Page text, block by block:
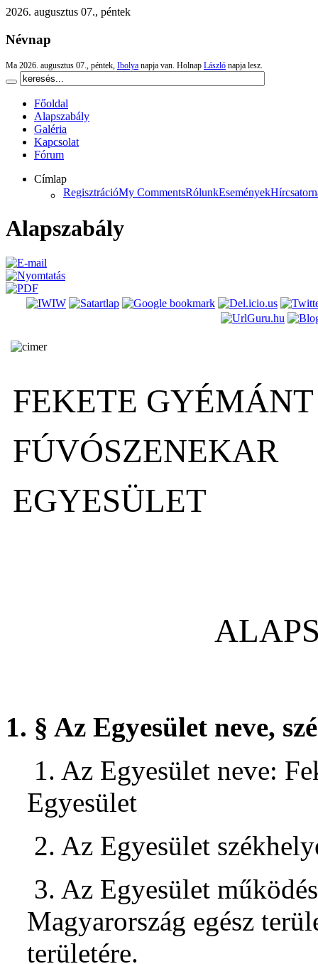
2026. augusztus 07., péntek
Névnap
Ma 2026. augusztus 07., péntek, Ibolya napja van. Holnap László napja lesz.
Főoldal
Alapszabály
Galéria
Kapcsolat
Fórum
Címlap
RegisztrációMy CommentsRólunkEsemények
Alapszabály
FEKETE GYÉMÁNT
FÚVÓSZENEKAR
EGYESÜLET
1. § Az Egyesület neve,
1. Az Egyesület neve:
Egyesület
2. Az Egyesület
3. Az Egyesület
Magyarország egész
területére.